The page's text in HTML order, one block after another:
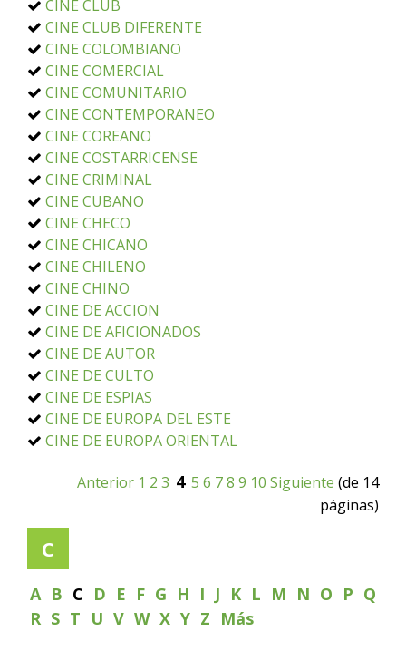
CINE CLUB
CINE CLUB DIFERENTE
CINE COLOMBIANO
CINE COMERCIAL
CINE COMUNITARIO
CINE CONTEMPORANEO
CINE COREANO
CINE COSTARRICENSE
CINE CRIMINAL
CINE CUBANO
CINE CHECO
CINE CHICANO
CINE CHILENO
CINE CHINO
CINE DE ACCION
CINE DE AFICIONADOS
CINE DE AUTOR
CINE DE CULTO
CINE DE ESPIAS
CINE DE EUROPA DEL ESTE
CINE DE EUROPA ORIENTAL
Anterior 1 2 3 4 5 6 78 9 10 Siguiente (de 14
páginas)
C
A B C D E F G H I J K L M N O P Q
R S T U V W X Y Z Más